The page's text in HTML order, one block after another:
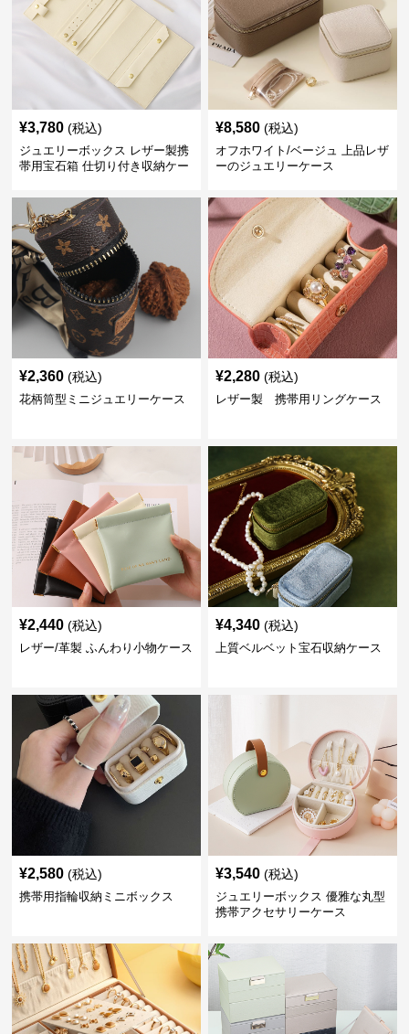
¥3,780 (税込)
ジュエリーボックス レザー製携
帯用宝石箱 仕切り付き収納ケー
¥8,580 (税込)
オフホワイト/ベージュ 上品レザ
ーのジュエリーケース
¥2,360 (税込)
花柄筒型ミニジュエリーケース
¥2,280 (税込)
レザー製 携帯用リングケース
¥2,440 (税込)
レザー/革製 ふんわり小物ケース
¥4,340 (税込)
上質ベルベット宝石収納ケース
¥2,580 (税込)
携帯用指輪収納ミニボックス
¥3,540 (税込)
ジュエリーボックス 優雅な丸型
携帯アクセサリーケース